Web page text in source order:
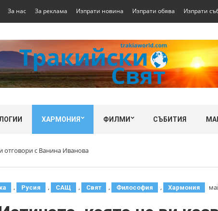
За нас За реклама Изпрати новина Изпрати обява Изпрати
ХАРМОНИЯ ФИЛМИ СЪБИТИЯ
с Ванина Иванова
, Русия , САЩ , Свят , Философия , Хармония